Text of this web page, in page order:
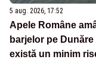
5 aug. 2026, 17:52
Apele Române
barjelor pe
există un minim